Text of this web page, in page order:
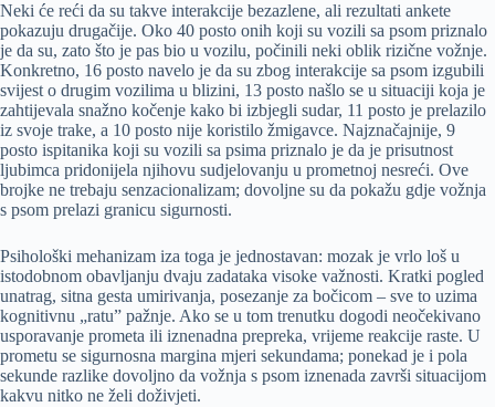
Neki će reći da su takve interakcije bezazlene, ali rezultati ankete
pokazuju drugačije. Oko 40 posto onih koji su vozili sa psom priznalo
je da su, zato što je pas bio u vozilu, počinili neki oblik rizične vožnje.
Konkretno, 16 posto navelo je da su zbog interakcije sa psom izgubili
svijest o drugim vozilima u blizini, 13 posto našlo se u situaciji koja je
zahtijevala snažno kočenje kako bi izbjegli sudar, 11 posto je prelazilo
iz svoje trake, a 10 posto nije koristilo žmigavce. Najznačajnije, 9
posto ispitanika koji su vozili sa psima priznalo je da je prisutnost
ljubimca pridonijela njihovu sudjelovanju u prometnoj nesreći. Ove
brojke ne trebaju senzacionalizam; dovoljne su da pokažu gdje vožnja
s psom prelazi granicu sigurnosti.
Psihološki mehanizam iza toga je jednostavan: mozak je vrlo loš u
istodobnom obavljanju dvaju zadataka visoke važnosti. Kratki pogled
unatrag, sitna gesta umirivanja, posezanje za bočicom – sve to uzima
kognitivnu „ratu” pažnje. Ako se u tom trenutku dogodi neočekivano
usporavanje prometa ili iznenadna prepreka, vrijeme reakcije raste. U
prometu se sigurnosna margina mjeri sekundama; ponekad je i pola
sekunde razlike dovoljno da vožnja s psom iznenada završi situacijom
kakvu nitko ne želi doživjeti.